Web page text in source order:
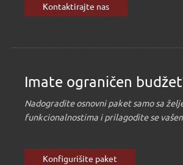
Kontaktirajte nas
Imate ograničen
Nadogradite osnovni paket samo sa
funkcionalnostima i prilagodite se
Konfigurišite paket